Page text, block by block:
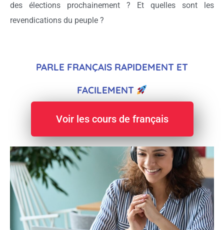
des élections prochainement ? Et quelles sont les
revendications du peuple ?
PARLE FRANÇAIS RAPIDEMENT ET
FACILEMENT
Voir les cours de français